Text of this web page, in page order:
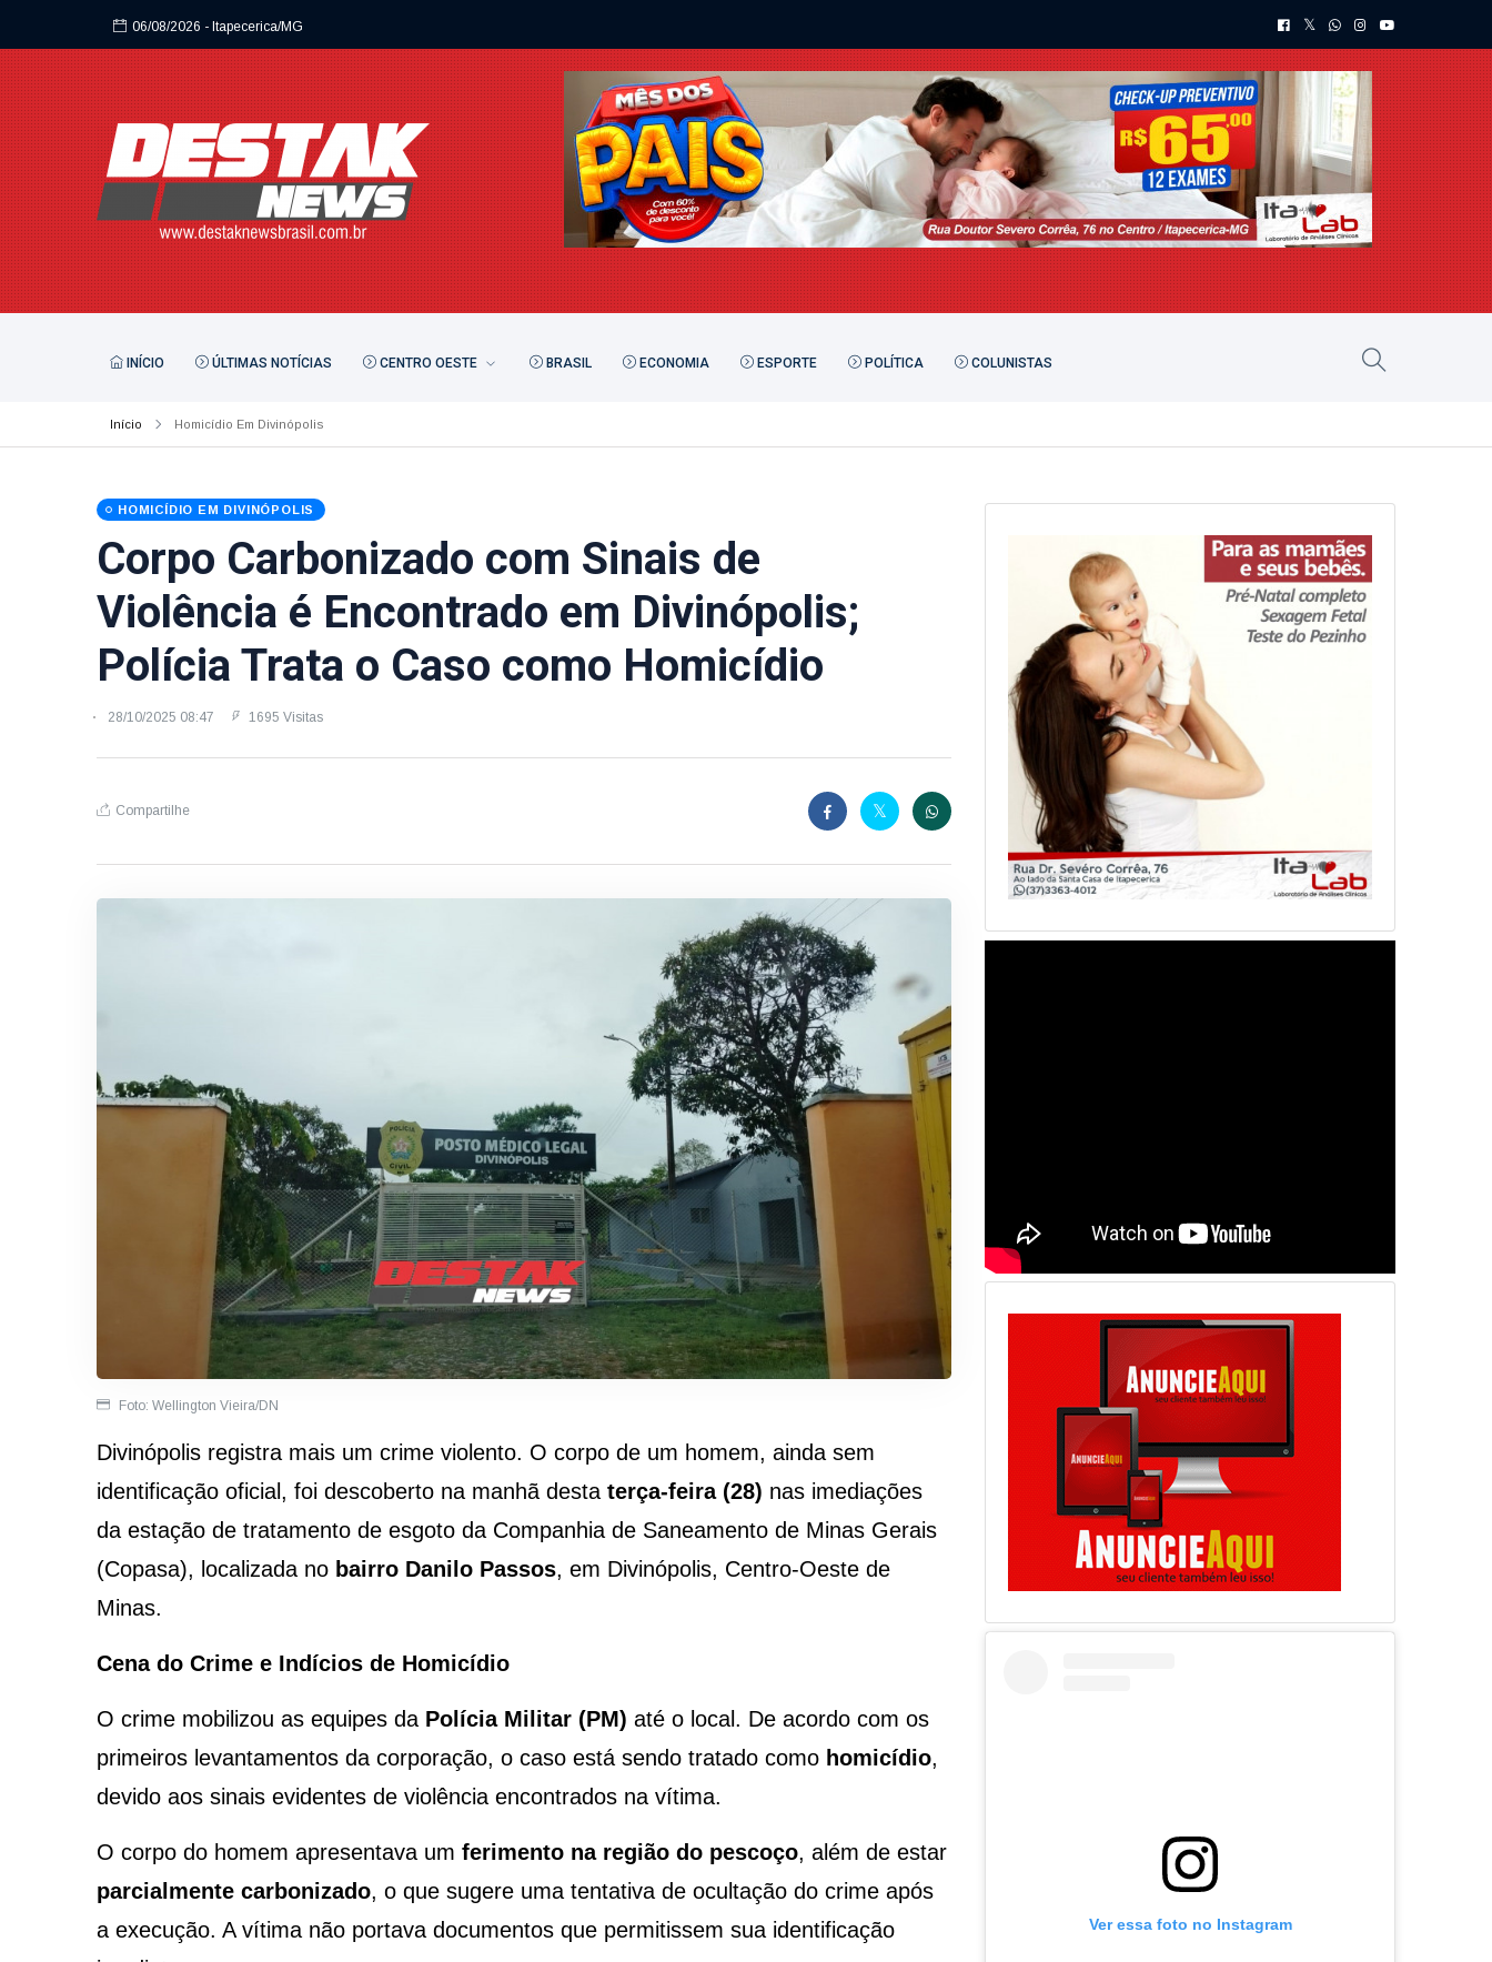
06/08/2026 - Itapecerica/MG
INÍCIO ÚLTIMAS NOTÍCIAS CENTRO OESTE BRASIL ECONOMIA ESPORTE POLÍTICA COLUNISTAS
Início Homicídio Em Divinópolis
HOMICÍDIO EM DIVINÓPOLIS
Corpo Carbonizado com Sinais de
Violência é Encontrado em Divinópolis;
Polícia Trata o Caso como Homicídio
28/10/2025 08:47 1695 Visitas
Compartilhe
Foto: Wellington Vieira/DN
Divinópolis registra mais um crime violento. O corpo de um homem, ainda sem
identificação oficial, foi descoberto na manhã desta terça-feira (28) nas imediações
da estação de tratamento de esgoto da Companhia de Saneamento de Minas Gerais
(Copasa), localizada no bairro Danilo Passos, em Divinópolis, Centro-Oeste de
Minas.
Cena do Crime e Indícios de Homicídio
O crime mobilizou as equipes da Polícia Militar (PM) até o local. De acordo com os
primeiros levantamentos da corporação, o caso está sendo tratado como homicídio,
devido aos sinais evidentes de violência encontrados na vítima.
O corpo do homem apresentava um ferimento na região do pescoço, além de estar
parcialmente carbonizado, o que sugere uma tentativa de ocultação do crime após
a execução. A vítima não portava documentos que permitissem sua identificação
Ver essa foto no Instagram